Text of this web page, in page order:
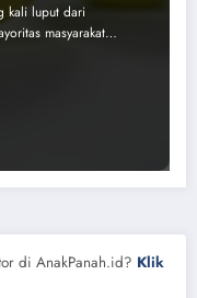
kali luput dari
masyarakat…
di AnakPanah.id? Klik